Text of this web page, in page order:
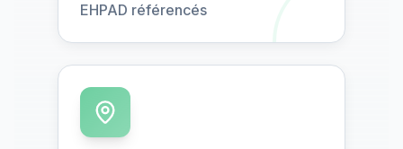
EHPAD référencés